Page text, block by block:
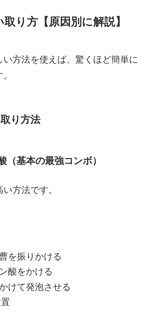
り方【原因別に解説】
い方法を使えば、驚くほど簡単に
り方法
（基本の最強コンボ）
方法です。
を振りかける
酸をかける
けて発泡させる